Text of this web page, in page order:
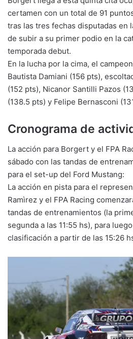
certamen con un total de 91
tras las tres fechas disputadas en
de subir a su primer podio en la
temporada debut.
En la lucha por la cima, el
Bautista Damiani (156 pts),
(152 pts), Nicanor Santilli Pazos
(138.5 pts) y Felipe Bernasconi
Cronograma de
La acción para Borgert y el FPA
sábado con las tandas de
para el set-up del Ford Mustang:
La acción en pista para el
Ramìrez y el FPA Racing
tandas de entrenamientos (la
segunda a las 11:55 hs), para
clasificación a partir de las 15:26